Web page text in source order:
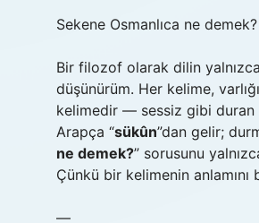
Sekene Osmanlıca ne demek?
Bir filozof olarak dilin
düşünürüm. Her kelime,
kelimedir — sessiz gibi duran
Arapça “sükûn”dan gelir;
ne demek?” sorusunu
Çünkü bir kelimenin
—